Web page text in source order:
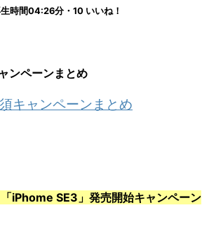
間04:26分・10 いいね！
ンペーンまとめ
キャンペーンまとめ
iPhome SE3」発売開始キャンペーン